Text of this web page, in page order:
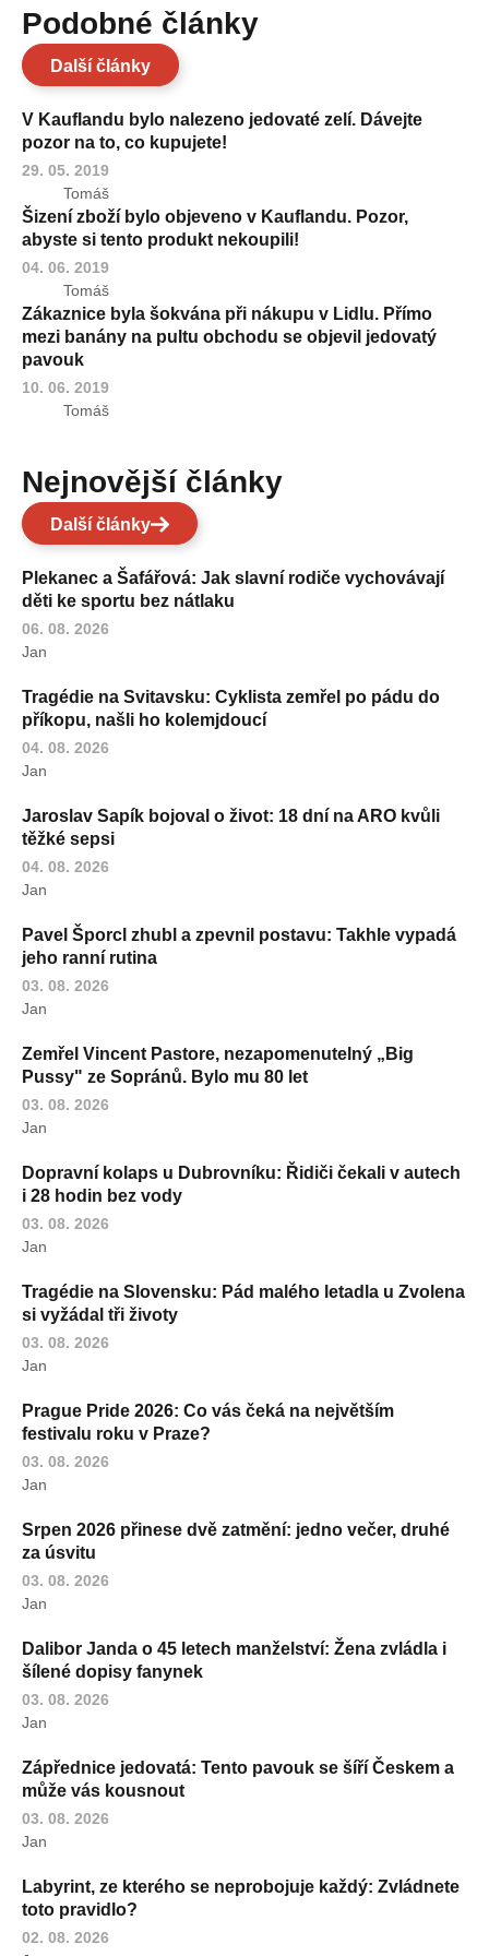
Podobné články
Další články
V Kauflandu bylo nalezeno jedovaté zelí. Dávejte
pozor na to, co kupujete!
29. 05. 2019
Tomáš
Šizení zboží bylo objeveno v Kauflandu. Pozor,
abyste si tento produkt nekoupili!
04. 06. 2019
Tomáš
Zákaznice byla šokvána při nákupu v Lidlu. Přímo
mezi banány na pultu obchodu se objevil jedovatý
pavouk
10. 06. 2019
Tomáš
Nejnovější články
Další články
Plekanec a Šafářová: Jak slavní rodiče vychovávají
děti ke sportu bez nátlaku
06. 08. 2026
Jan
Tragédie na Svitavsku: Cyklista zemřel po pádu do
příkopu, našli ho kolemjdoucí
04. 08. 2026
Jan
Jaroslav Sapík bojoval o život: 18 dní na ARO kvůli
těžké sepsi
04. 08. 2026
Jan
Pavel Šporcl zhubl a zpevnil postavu: Takhle vypadá
jeho ranní rutina
03. 08. 2026
Jan
Zemřel Vincent Pastore, nezapomenutelný „Big
Pussy" ze Sopránů. Bylo mu 80 let
03. 08. 2026
Jan
Dopravní kolaps u Dubrovníku: Řidiči čekali v autech
i 28 hodin bez vody
03. 08. 2026
Jan
Tragédie na Slovensku: Pád malého letadla u Zvolena
si vyžádal tři životy
03. 08. 2026
Jan
Prague Pride 2026: Co vás čeká na největším
festivalu roku v Praze?
03. 08. 2026
Jan
Srpen 2026 přinese dvě zatmění: jedno večer, druhé
za úsvitu
03. 08. 2026
Jan
Dalibor Janda o 45 letech manželství: Žena zvládla i
šílené dopisy fanynek
03. 08. 2026
Jan
Zápřednice jedovatá: Tento pavouk se šíří Českem a
může vás kousnout
03. 08. 2026
Jan
Labyrint, ze kterého se neprobojuje každý: Zvládnete
toto pravidlo?
02. 08. 2026